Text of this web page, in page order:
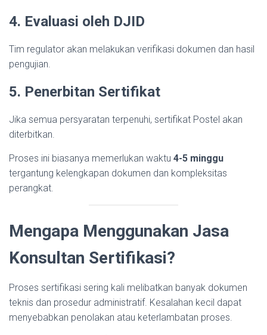
4. Evaluasi oleh DJID
Tim regulator akan melakukan verifikasi dokumen dan hasil
pengujian.
5. Penerbitan Sertifikat
Jika semua persyaratan terpenuhi, sertifikat Postel akan
diterbitkan.
Proses ini biasanya memerlukan waktu 4-5 minggu
tergantung kelengkapan dokumen dan kompleksitas
perangkat.
Mengapa Menggunakan Jasa
Konsultan Sertifikasi?
Proses sertifikasi sering kali melibatkan banyak dokumen
teknis dan prosedur administratif. Kesalahan kecil dapat
menyebabkan penolakan atau keterlambatan proses.